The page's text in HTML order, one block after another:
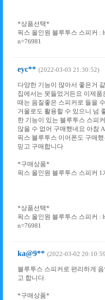
*상품선택*
픽스 올인원 블루투스 스피커 :
n=76981
eyc** (2022-03-03 21:30:52)
다양한 기능이 많아서 좋은거
집에서는 못들었거든요 이제
때는 음질좋은 스피커로 들을
거울로도 활용할 수 있으니 넘
한 기능이 있는 블루투스 스피
않을 수 없어 구매했네요 아참
픽스 블루투스 이어폰도 구매
믿고 구매합니다
*구매상품*
픽스 올인원 블루투스 스피커 1
*상품선택*
픽스 올인원 블루투스 스피커 :
n=76981
ka@9** (2022-03-02
블루투스 스피커로 편리하게
고 합니다.
*구매상품*